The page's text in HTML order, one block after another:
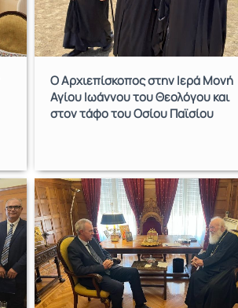
Ο Αρχιεπίσκοπος στην Ιερά Μονή
Αγίου Ιωάννου του Θεολόγου και
στον τάφο του Οσίου Παϊσίου